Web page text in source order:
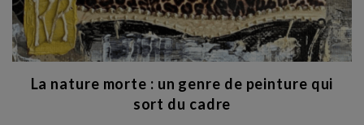
La nature morte : un genre de peinture qui
sort du cadre